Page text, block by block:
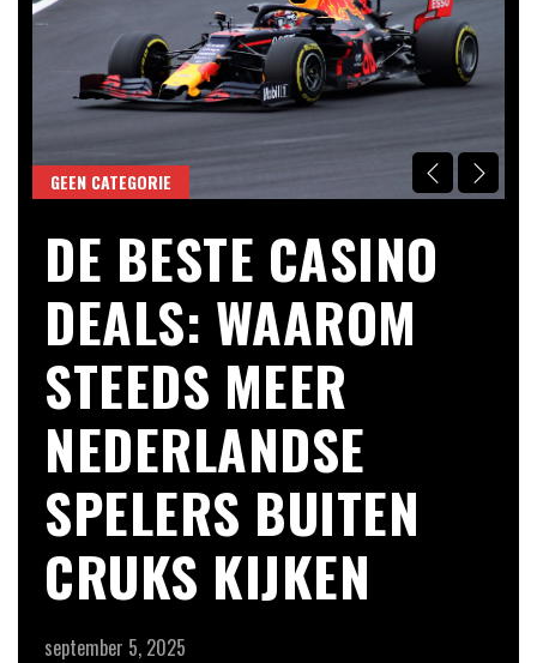
GEEN CATEGORIE
DE BESTE CASINO
DEALS: WAAROM
STEEDS MEER
NEDERLANDSE
SPELERS BUITEN
CRUKS KIJKEN
september 5, 2025